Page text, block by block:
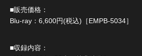
■販売価格：
Blu-ray：6,600円(税込)［EMPB-5034］
■収録内容：